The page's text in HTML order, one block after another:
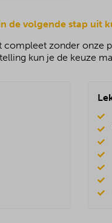
de volgende stap uit
compleet zonder onze
kun je de keuze